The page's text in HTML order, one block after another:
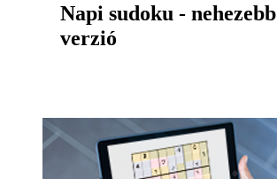
Napi sudoku - nehezebb
verzió